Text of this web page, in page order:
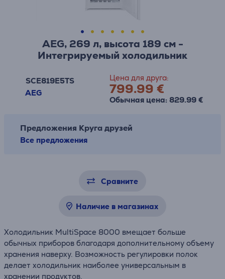
AEG, 269 л, высота 189 см -
Интегрируемый холодильник
SCE819E5TS
AEG
Цена для друга:
799.99 €
Обычная цена: 829.99 €
Предложения Круга друзей
Все предложения
Сравните
Наличие в магазинах
Холодильник MultiSpace 8000 вмещает больше
обычных приборов благодаря дополнительному объему
хранения наверху. Возможность регулировки полок
делает холодильник наиболее универсальным в
хранении продуктов.